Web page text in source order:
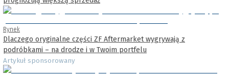
Rynek
Dlaczego oryginalne części ZF Aftermarket wygrywają z
podróbkami – na drodze i w Twoim portfelu
Artykuł sponsorowany